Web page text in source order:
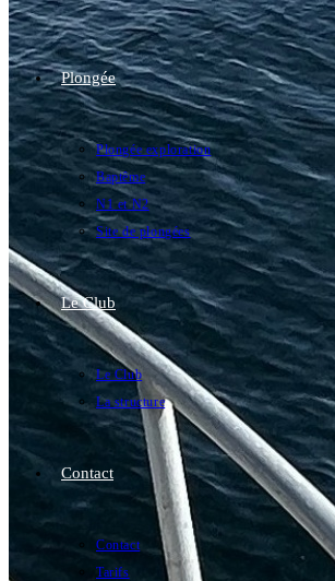
Plongée
Plongée exploration
Baptême
N1 et N2
Site de plongées
Le Club
Le Club
La structure
Contact
Contact
Tarifs